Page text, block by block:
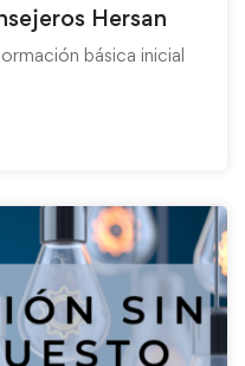
Hersan
básica inicial